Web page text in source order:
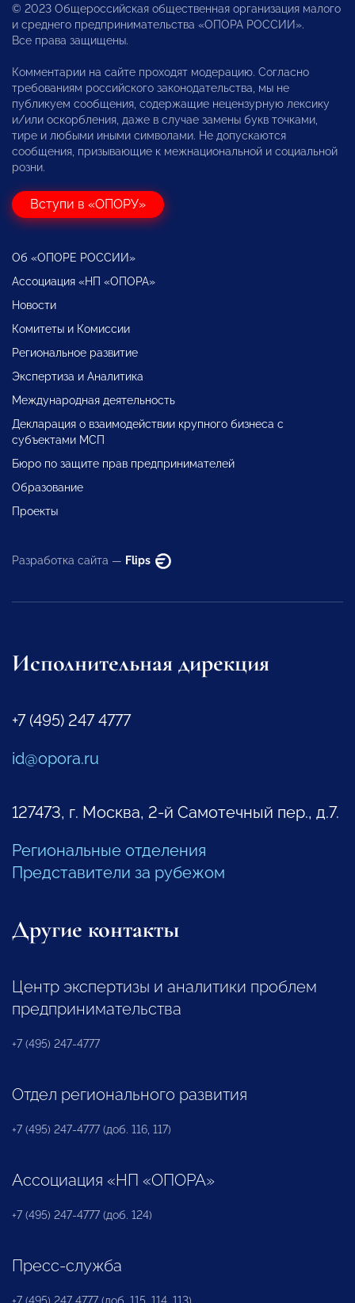
© 2023 Общероссийская общественная организация малого
и среднего предпринимательства «ОПОРА РОССИИ».
Все права защищены.
Комментарии на сайте проходят модерацию. Согласно
требованиям российского законодательства, мы не
публикуем сообщения, содержащие нецензурную лексику
и/или оскорбления, даже в случае замены букв точками,
тире и любыми иными символами. Не допускаются
сообщения, призывающие к межнациональной и социальной
розни.
Вступи в «ОПОРУ»
Об «ОПОРЕ РОССИИ»
Ассоциация «НП «ОПОРА»
Новости
Комитеты и Комиссии
Региональное развитие
Экспертиза и Аналитика
Международная деятельность
Декларация о взаимодействии крупного бизнеса с
субъектами МСП
Бюро по защите прав предпринимателей
Образование
Проекты
Разработка сайта — Flips
Исполнительная дирекция
+7 (495) 247 4777
id@opora.ru
127473, г. Москва, 2-й Самотечный пер., д.7.
Региональные отделения
Представители за рубежом
Другие контакты
Центр экспертизы и аналитики проблем
предпринимательства
+7 (495) 247-4777
Отдел регионального развития
+7 (495) 247-4777 (доб. 116, 117)
Ассоциация «НП «ОПОРА»
+7 (495) 247-4777 (доб. 124)
Пресс-служба